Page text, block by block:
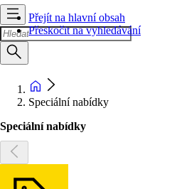
Přejít na hlavní obsah
Přeskočit na vyhledávání
Speciální nabídky
Speciální nabídky